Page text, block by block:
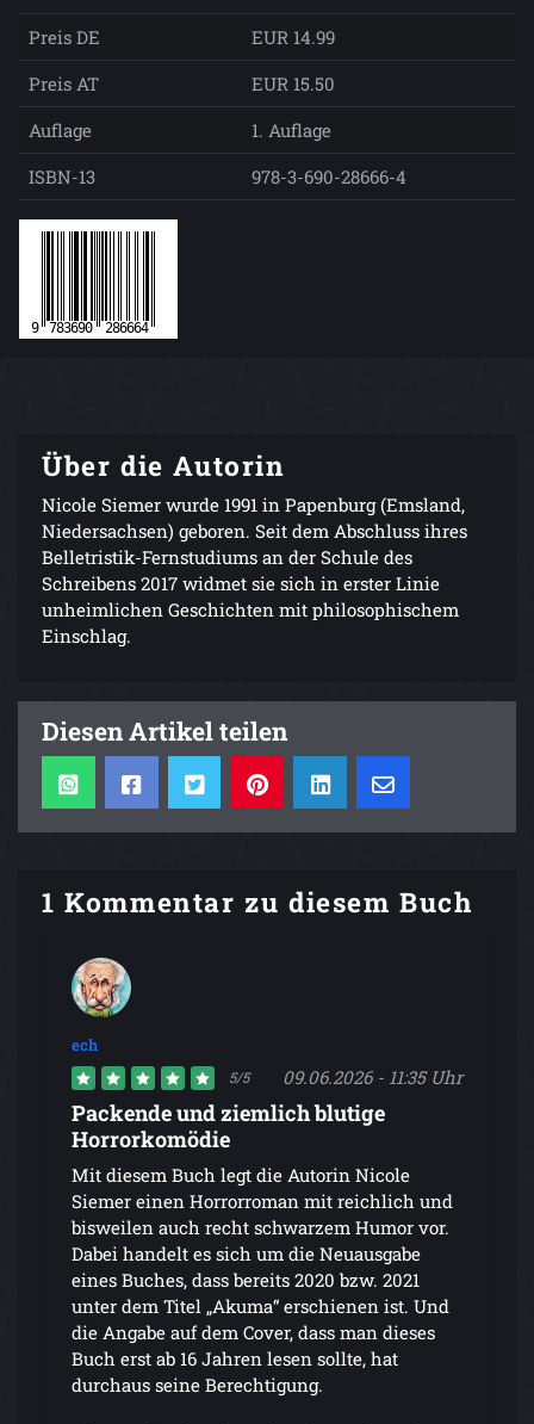
Preis DE
EUR 14.99
Preis AT
EUR 15.50
Auflage
1. Auflage
ISBN-13
978-3-690-28666-4
Über die Autorin
Nicole Siemer wurde 1991 in Papenburg (Emsland,
Niedersachsen) geboren. Seit dem Abschluss ihres
Belletristik-Fernstudiums an der Schule des
Schreibens 2017 widmet sie sich in erster Linie
unheimlichen Geschichten mit philosophischem
Einschlag.
Diesen Artikel teilen
1 Kommentar zu diesem Buch
ech
5/5 09.06.2026 - 11:35 Uhr
Packende und ziemlich blutige
Horrorkomödie
Mit diesem Buch legt die Autorin Nicole
Siemer einen Horrorroman mit reichlich und
bisweilen auch recht schwarzem Humor vor.
Dabei handelt es sich um die Neuausgabe
eines Buches, dass bereits 2020 bzw. 2021
unter dem Titel „Akuma“ erschienen ist. Und
die Angabe auf dem Cover, dass man dieses
Buch erst ab 16 Jahren lesen sollte, hat
durchaus seine Berechtigung.